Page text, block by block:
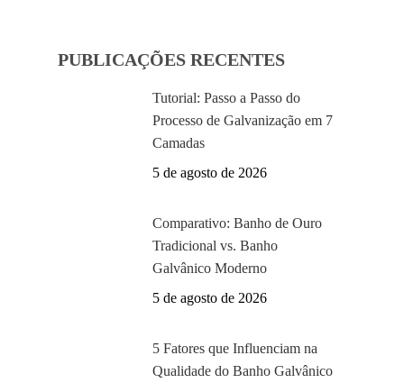
PUBLICAÇÕES RECENTES
Tutorial: Passo a Passo do
Processo de Galvanização em 7
Camadas
5 de agosto de 2026
Comparativo: Banho de Ouro
Tradicional vs. Banho
Galvânico Moderno
5 de agosto de 2026
5 Fatores que Influenciam na
Qualidade do Banho Galvânico